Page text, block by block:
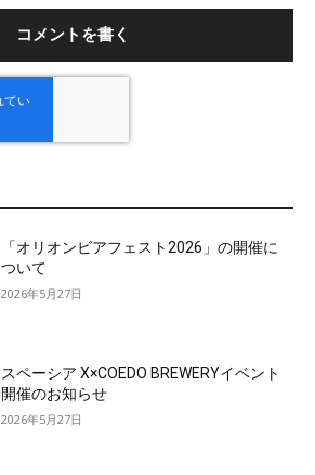
「オリオンビアフェスト2026」の開催に
ついて
2026年5月27日
スペーシア X×COEDO BREWERYイベント
開催のお知らせ
2026年5月27日